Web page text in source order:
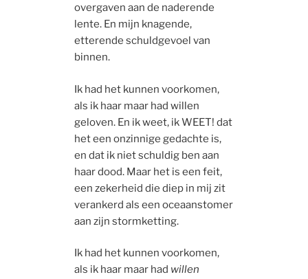
overgaven aan de naderende
lente. En mijn knagende,
etterende schuldgevoel van
binnen.
Ik had het kunnen voorkomen,
als ik haar maar had willen
geloven. En ik weet, ik WEET! dat
het een onzinnige gedachte is,
en dat ik niet schuldig ben aan
haar dood. Maar het is een feit,
een zekerheid die diep in mij zit
verankerd als een oceaanstomer
aan zijn stormketting.
Ik had het kunnen voorkomen,
als ik haar maar had willen